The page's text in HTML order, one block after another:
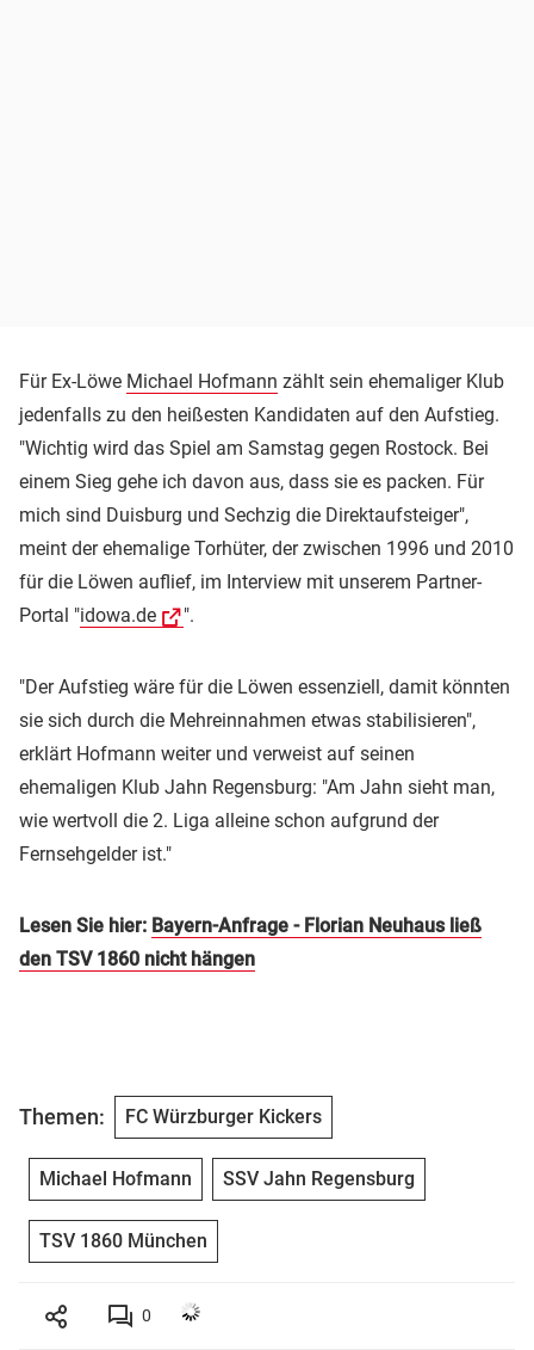
Für Ex-Löwe Michael Hofmann zählt sein ehemaliger Klub
jedenfalls zu den heißesten Kandidaten auf den Aufstieg.
"Wichtig wird das Spiel am Samstag gegen Rostock. Bei
einem Sieg gehe ich davon aus, dass sie es packen. Für
mich sind Duisburg und Sechzig die Direktaufsteiger",
meint der ehemalige Torhüter, der zwischen 1996 und 2010
für die Löwen auflief, im Interview mit unserem Partner-
Portal "idowa.de ".
"Der Aufstieg wäre für die Löwen essenziell, damit könnten
sie sich durch die Mehreinnahmen etwas stabilisieren",
erklärt Hofmann weiter und verweist auf seinen
ehemaligen Klub Jahn Regensburg: "Am Jahn sieht man,
wie wertvoll die 2. Liga alleine schon aufgrund der
Fernsehgelder ist."
Lesen Sie hier: Bayern-Anfrage - Florian Neuhaus ließ
den TSV 1860 nicht hängen
Themen: FC Würzburger Kickers
Michael Hofmann SSV Jahn Regensburg
TSV 1860 München
0